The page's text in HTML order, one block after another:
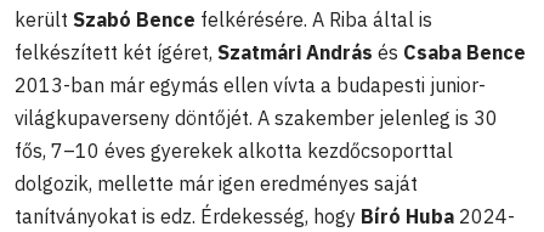
került Szabó Bence felkérésére. A Riba által is
felkészített két ígéret, Szatmári András és Csaba Bence
2013-ban már egymás ellen vívta a budapesti junior-
világkupaverseny döntőjét. A szakember jelenleg is 30
fős, 7–10 éves gyerekek alkotta kezdőcsoporttal
dolgozik, mellette már igen eredményes saját
tanítványokat is edz. Érdekesség, hogy Bíró Huba 2024-